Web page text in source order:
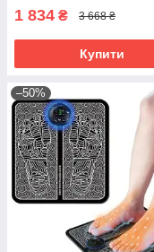
1 834 ₴ 3 668 ₴
Купити
–50%